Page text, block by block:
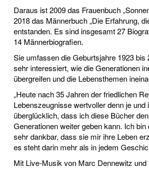
Daraus ist 2009 das Frauenbuch
2018 das Männerbuch „Die Erfahrung,
entstanden. Es sind insgesamt 27
14 Männerbiografien.
Sie umfassen die Geburtsjahre 1923 bis
sehr interessiert, wie die Generationen
übergreifen und die Lebensthemen
„Heute nach 35 Jahren der friedlichen
Lebenszeugnisse wertvoller denn je und
überglücklich, dass ich diese Bücher
Generationen weiter geben kann. Ich
sehr dankbar, dass sie mir ihre Leben
es steht darin mehr als in jedem
Mit Live-Musik von Marc Dennewitz und